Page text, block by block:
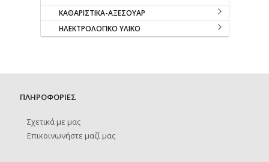
ΚΑΘΑΡΙΣΤΙΚΑ-ΑΞΕΣΟΥΑΡ
ΗΛΕΚΤΡΟΛΟΓΙΚΟ ΥΛΙΚΟ
ΠΛΗΡΟΦΟΡΙΕΣ
Σχετικά με μας
Επικοινωνήστε μαζί μας